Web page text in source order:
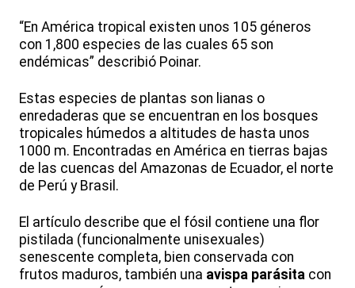
“En América tropical existen unos 105 géneros
con 1,800 especies de las cuales 65 son
endémicas” describió Poinar.
Estas especies de plantas son lianas o
enredaderas que se encuentran en los bosques
tropicales húmedos a altitudes de hasta unos
1000 m. Encontradas en América en tierras bajas
de las cuencas del Amazonas de Ecuador, el norte
de Perú y Brasil.
El artículo describe que el fósil contiene una flor
pistilada (funcionalmente unisexuales)
senescente completa, bien conservada con
frutos maduros, también una avispa parásita con